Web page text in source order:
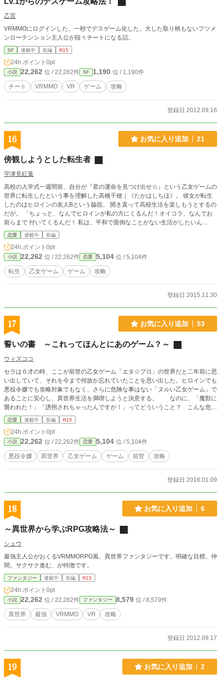
乙宮
VRMMOにログインした。一秒でデスゲーム化した。大した取り柄もないフツメ
ンローテンション主人公が段々チートになる話。
SF 連載中 長編 R15
24h.ポイント 0pt
小説 22,262 位 / 22,262件 SF 1,190 位 / 1,190件
チート VRMMO VR ゲーム 攻略
登録日 2012.09.16
16 お気に入り追加 21
傍観しようとした転生者
宇津見紅葉
高校の入学式一週間前、自分が『君の運命を見つけ出せ☆』という乙女ゲームの
世界に転生したという事を理解した高橋千穂｜《たかはしちほ》。 彼女が転生
したのはヒロインの友人Bという脇役。 開き直って高校生活を楽しもうとするの
だが。 「ちょっと、なんでヒロインが私の方にくるんだ！オイコラ、なんでお
前らまで 付いてくるんだ！ 私は、平和で面倒なことがない生活がしたいん
だ！」 などと面倒なことが嫌いな彼女がヒロインと関わっていくにつれて攻略
キャラに興味を持たれていくお話。
恋愛 連載中 長編
24h.ポイント 0pt
小説 22,262 位 / 22,262件 恋愛 5,104 位 / 5,104件
転生 乙女ゲーム ゲーム 攻略
登録日 2015.11.30
17 お気に入り追加 53
誓いの書 ～これってほんとにあのゲーム？～
ウィズココ
セラは６才の時、ここが前世の乙女ゲーム「エタ☆プロ」の世界だと二年前に思
い出していて、それを今まで何故か忘れていたことを思い出した。ヒロインでも
悪役令嬢でも攻略対象でもなく、さらに危険な事はない「ヌルい乙女ゲーム」で
あることに安心し、異世界生活を満喫しようと決意する。 なのに、「魔獣に
襲われた！」「誘拐されちゃったんですが！」ってどういうこと？ こんな危険
なゲームだっけ？ そしてやがて迎えた学院生活は、何やら謎だらけで落ち着か
ない雰囲気が……。
恋愛 連載中 長編 R15
24h.ポイント 0pt
小説 22,262 位 / 22,262件 恋愛 5,104 位 / 5,104件
悪役令嬢 異世界 乙女ゲーム ゲーム 前世 攻略
登録日 2016.01.09
18 お気に入り追加 6
～異世界から学ぶRPG攻略法～
シュウ
最強主人公がおくるVRMMORPG風、異世界ファンタジーです。明確な目標。仲
間。サクサク進む、が特徴です。
ファンタジー 連載中 長編 R15
24h.ポイント 0pt
小説 22,262 位 / 22,262件 ファンタジー 8,579 位 / 8,579件
異世界 最強 VRMMO VR 攻略
登録日 2012.09.17
19 お気に入り追加 2